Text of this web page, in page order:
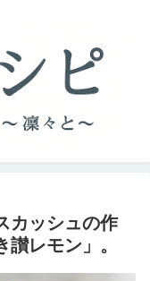
カッシュの作
レモン」。